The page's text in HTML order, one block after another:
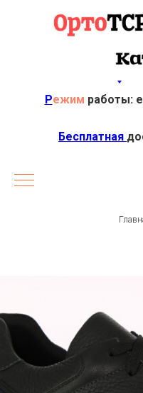
Режим работы:
Бесплатная